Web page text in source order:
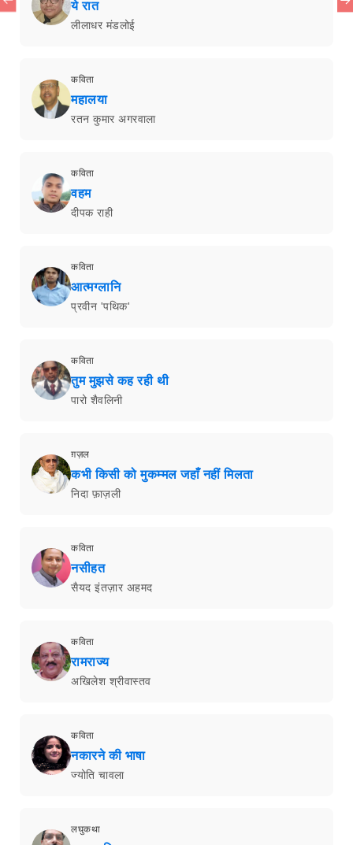
ये रात
लीलाधर मंडलोई
कविता
महालया
रतन कुमार अगरवाला
कविता
वहम
दीपक राही
कविता
आत्मग्लानि
प्रवीन 'पथिक'
कविता
तुम मुझसे कह रही थी
पारो शैवलिनी
ग़ज़ल
कभी किसी को मुकम्मल जहाँ नहीं मिलता
निदा फ़ाज़ली
कविता
नसीहत
सैयद इंतज़ार अहमद
कविता
रामराज्य
अखिलेश श्रीवास्तव
कविता
नकारने की भाषा
ज्योति चावला
लघुकथा